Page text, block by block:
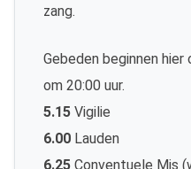
zang.
Gebeden beginnen hier
om 20:00 uur.
5.15 Vigilie
6.00 Lauden
6.25 Conventuele Mis